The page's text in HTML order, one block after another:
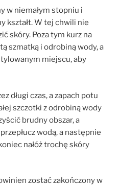
w niemałym stopniu i
kształt. W tej chwili nie
skóry. Poza tym kurz na
szmatką i odrobiną wody, a
miejscu, aby
długi czas, a zapach potu
szczotki z odrobiną wody
brudny obszar, a
wodą, a następnie
nałóż trochę skóry
zostać zakończony w